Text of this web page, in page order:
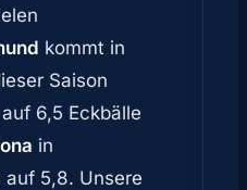
kommt in
Saison
6,5 Eckbälle
in
5,8. Unsere